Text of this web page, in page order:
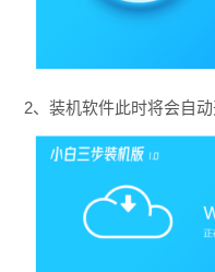
2、装机软件此时将会自